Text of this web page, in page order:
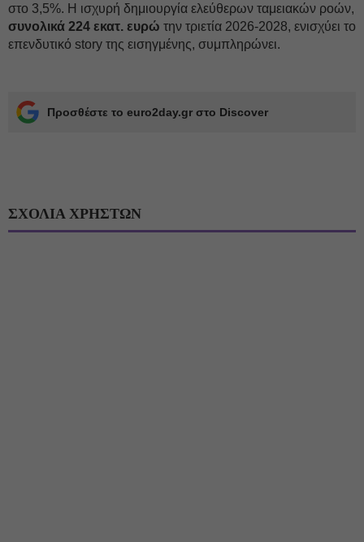
στο 3,5%. Η ισχυρή δημιουργία ελεύθερων ταμειακών ροών,
συνολικά 224 εκατ. ευρώ την τριετία 2026-2028, ενισχύει το
επενδυτικό story της εισηγμένης, συμπληρώνει.
Προσθέστε το euro2day.gr στο Discover
ΣΧΟΛΙΑ ΧΡΗΣΤΩΝ